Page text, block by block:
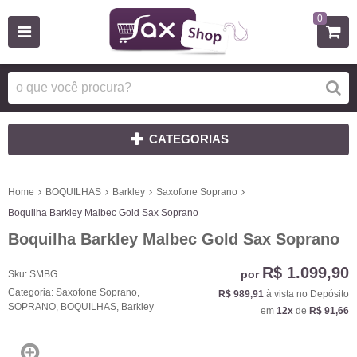
0
CATEGORIAS
Home BOQUILHAS Barkley
Saxofone Soprano
Boquilha Barkley Malbec Gold Sax Soprano
Boquilha Barkley Malbec Gold Sax Soprano
Sku: SMBG
Categoria: Saxofone Soprano
SOPRANO BOQUILHAS Barkley
por R$ 1.099,90
R$ 989,91 à vista no Depósito
em 12x de R$ 91,66